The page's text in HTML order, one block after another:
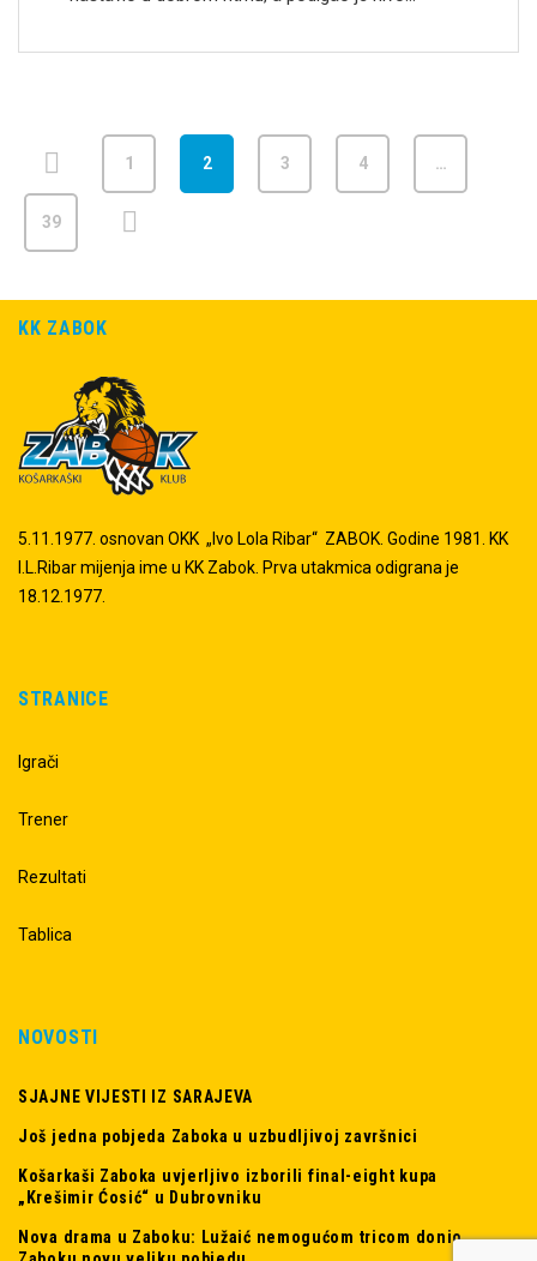
1 2 3 4 …
39
KK ZABOK
5.11.1977. osnovan OKK „Ivo Lola Ribar“ ZABOK. Godine 1981. KK
I.L.Ribar mijenja ime u KK Zabok. Prva utakmica odigrana je
18.12.1977.
STRANICE
Igrači
Trener
Rezultati
Tablica
NOVOSTI
SJAJNE VIJESTI IZ SARAJEVA
Još jedna pobjeda Zaboka u uzbudljivoj završnici
Košarkaši Zaboka uvjerljivo izborili final-eight kupa
„Krešimir Ćosić“ u Dubrovniku
Nova drama u Zaboku: Lužaić nemogućom tricom donio